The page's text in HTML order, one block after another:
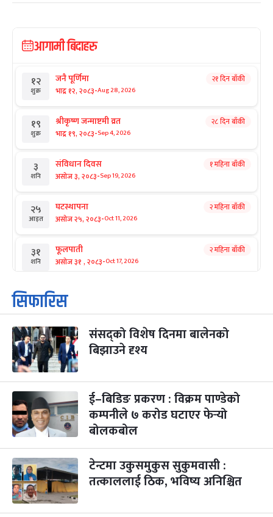
आगामी बिदाहरु
१२
शुक्र
जनै पूर्णिमा
भाद्र १२, २०८३-Aug 28, 2026
२१ दिन बाँकी
१९
शुक्र
श्रीकृष्ण जन्माष्टमी व्रत
भाद्र १९, २०८३-Sep 4, 2026
२८ दिन बाँकी
३
शनि
संविधान दिवस
असोज ३, २०८३-Sep 19, 2026
१ महिना बाँकी
२५
आइत
घटस्थापना
असोज २५, २०८३-Oct 11, 2026
२ महिना बाँकी
३१
शनि
फूलपाती
असोज ३१ , २०८३-Oct 17, 2026
२ महिना बाँकी
१
आइत
कार्तिक सङ्क्रान्ति
कार्तिक १, २०८३
३
मंगल
महानवमी
कार्तिक ३, २०८३-Oct 20, 2026
२ महिना बाँकी
४
बुध कार्तिक ४, २०८३ -Oct 21, 2026
५
बिहि
पापा‌ङ्कुशा एकादशी व्रत
कार्तिक ५, २०८३-Oct 22, 2026
२ महिना बाँकी
२२
आइत
कुकुर तिहार
कार्तिक २२, २०८३-Nov 8, 2026
३ महिना बाँकी
२३ गाई पूजा
सिफारिस
संसद्को विशेष दिनमा बालेनको
बिझाउने दृश्य
ई–बिडिङ प्रकरण : विक्रम पाण्डेको
कम्पनीले ७ करोड घटाएर फेर्‍यो
बोलकबोल
टेन्टमा उकुसमुकुस सुकुमवासी :
तत्काललाई ठिक, भविष्य अनिश्चित